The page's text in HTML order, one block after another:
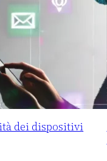
dei dispositivi